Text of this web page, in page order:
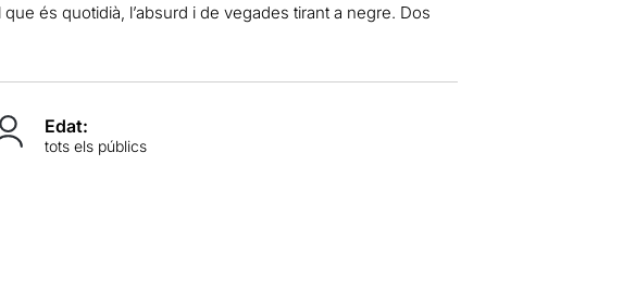
és quotidià, l’absurd i de vegades tirant a negre. Dos
Edat:
tots els públics